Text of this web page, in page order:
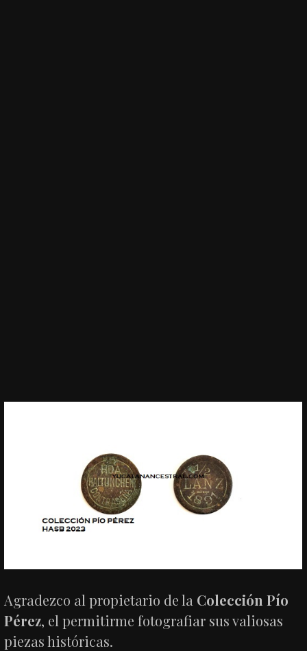
Agradezco al propietario de la Colección Pío
Pérez, el permitirme fotografiar sus valiosas
piezas históricas.